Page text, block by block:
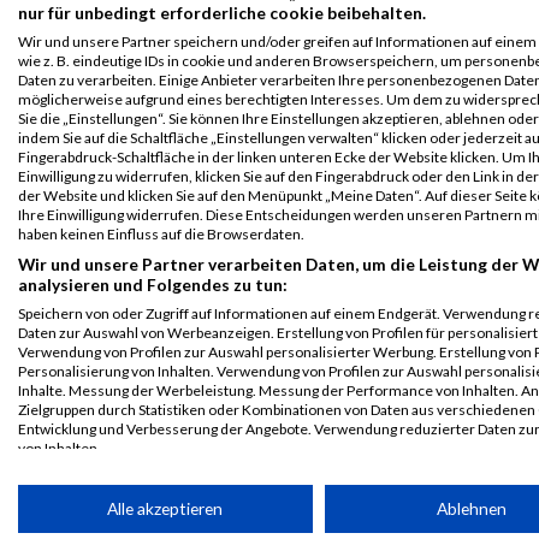
Legende:
GPos = Geschlechter Position, KPos = Kategorie Position, TPos =
Team Position, DNS = Did not start, DNF = Did not finish, DQ =
Disqualifiziert
nur für unbedingt erforderliche cookie beibehalten.
Wir und unsere Partner speichern und/oder greifen auf Informationen auf einem
wie z. B. eindeutige IDs in cookie und anderen Browserspeichern, um
Daten zu verarbeiten. Einige Anbieter verarbeiten Ihre personenbezogenen
möglicherweise aufgrund eines berechtigten Interesses. Um dem zu
Sie die „Einstellungen“. Sie können Ihre Einstellungen akzeptieren, ablehnen
indem Sie auf die Schaltfläche „Einstellungen verwalten“ klicken oder jederzeit
Fingerabdruck-Schaltfläche in der linken unteren Ecke der Website klicken. Um
Einwilligung zu widerrufen, klicken Sie auf den Fingerabdruck oder den Link in
der Website und klicken Sie auf den Menüpunkt „Meine Daten“. Auf dieser Seite
Ihre Einwilligung widerrufen. Diese Entscheidungen werden unseren Partnern
haben keinen Einfluss auf die Browserdaten.
Wir und unsere Partner verarbeiten Daten, um die Leistung der
analysieren und Folgendes zu tun:
Speichern von oder Zugriff auf Informationen auf einem Endgerät. Verwendung
Daten zur Auswahl von Werbeanzeigen. Erstellung von Profilen für
Verwendung von Profilen zur Auswahl personalisierter Werbung. Erstellung von
Personalisierung von Inhalten. Verwendung von Profilen zur Auswahl
Inhalte. Messung der Werbeleistung. Messung der Performance von Inhalten.
Zielgruppen durch Statistiken oder Kombinationen von Daten aus
Entwicklung und Verbesserung der Angebote. Verwendung reduzierter Daten
von Inhalten.
werden.
Ihre Einwilligung und die cookie Richtlinie gelten ausschließlich für diese
Alle akzeptieren Ablehnen